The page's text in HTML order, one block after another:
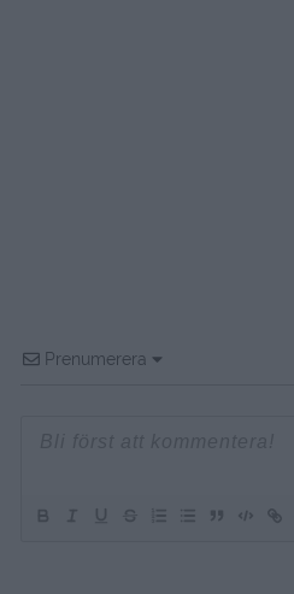
Prenumerera